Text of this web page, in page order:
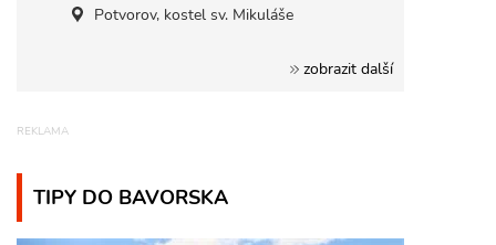
Potvorov, kostel sv. Mikuláše
zobrazit další
TIPY DO BAVORSKA